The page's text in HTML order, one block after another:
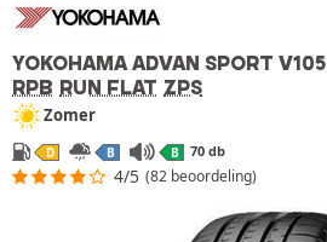
YOKOHAMA ADVAN SPORT V105
RPB RUN FLAT ZPS
Zomer
D B B 70 db
4/5 (82 beoordeling)